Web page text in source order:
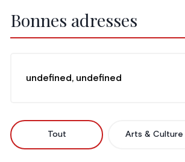
Bonnes adresses
undefined, undefined
Tout Arts & Culture